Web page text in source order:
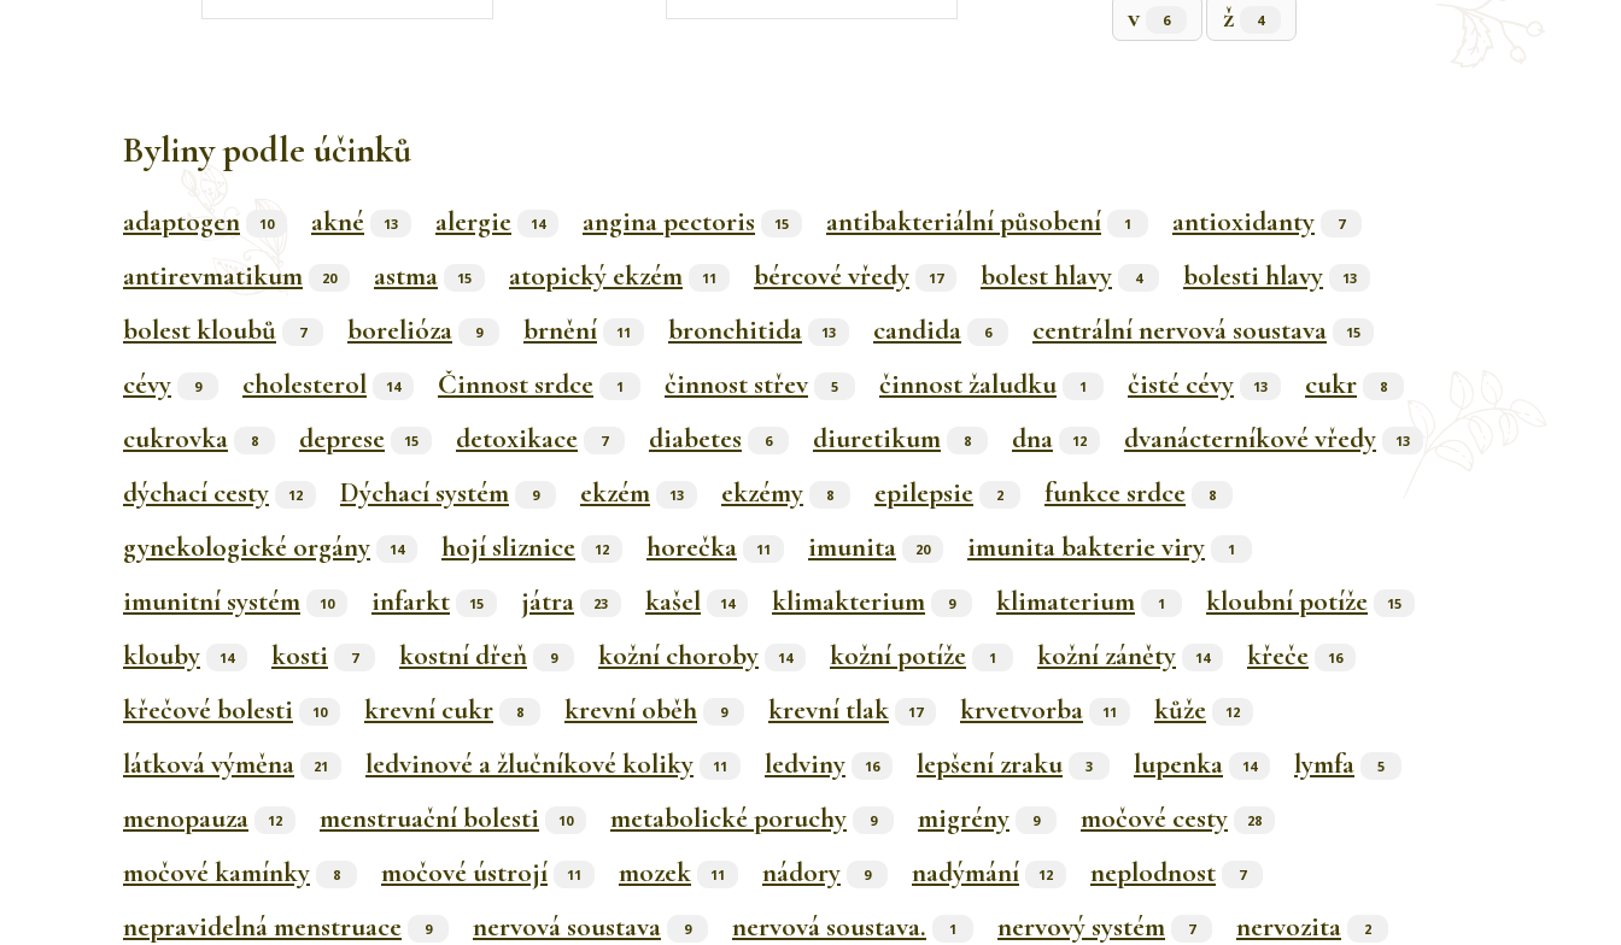
v 6 ž 4
Byliny podle účinků
adaptogen 10 akné 13 alergie 14 angina pectoris 15 antibakteriální působení 1 antioxidanty 7
antirevmatikum 20 astma 15 atopický ekzém 11 bércové vředy 17 bolest hlavy 4 bolesti hlavy 13
bolest kloubů 7 borelióza 9 brnění 11 bronchitida 13 candida 6 centrální nervová soustava 15
cévy 9 cholesterol 14 Činnost srdce 1 činnost střev 5 činnost žaludku 1 čisté cévy 13 cukr 8
cukrovka 8 deprese 15 detoxikace 7 diabetes 6 diuretikum 8 dna 12 dvanácterníkové vředy 13
dýchací cesty 12 Dýchací systém 9 ekzém 13 ekzémy 8 epilepsie 2 funkce srdce 8
gynekologické orgány 14 hojí sliznice 12 horečka 11 imunita 20 imunita bakterie viry 1
imunitní systém 10 infarkt 15 játra 23 kašel 14 klimakterium 9 klimaterium 1 kloubní potíže 15
klouby 14 kosti 7 kostní dřeň 9 kožní choroby 14 kožní potíže 1 kožní záněty 14 křeče 16
křečové bolesti 10 krevní cukr 8 krevní oběh 9 krevní tlak 17 krvetvorba 11 kůže 12
látková výměna 21 ledvinové a žlučníkové koliky 11 ledviny 16 lepšení zraku 3 lupenka 14 lymfa 5
menopauza 12 menstruační bolesti 10 metabolické poruchy 9 migrény 9 močové cesty 28
močové kamínky 8 močové ústrojí 11 mozek 11 nádory 9 nadýmání 12 neplodnost 7
nepravidelná menstruace 9 nervová soustava 9 nervová soustava. 1 nervový systém 7 nervozita 2